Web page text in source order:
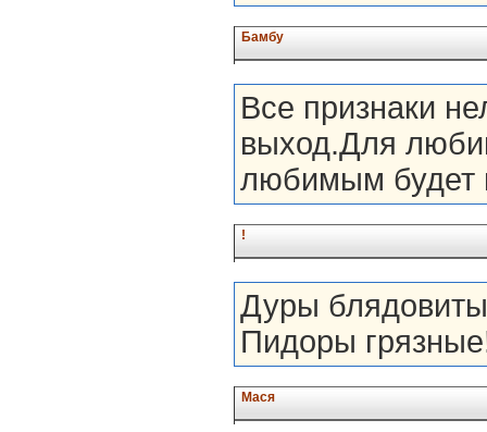
Бамбу
Все признаки
выход.Для
любимым будет
!
Дуры
Пидоры
Мася